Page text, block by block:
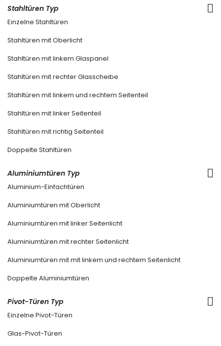
Stahltüren Typ
Einzelne Stahltüren
Stahltüren mit Oberlicht
Stahltüren mit linkem Glaspanel
Stahltüren mit rechter Glasscheibe
Stahltüren mit linkem und rechtem Seitenteil
Stahltüren mit linker Seitenteil
Stahltüren mit richtig Seitenteil
Doppelte Stahltüren
Aluminiumtüren Typ
Aluminium-Einfachtüren
Aluminiumtüren mit Oberlicht
Aluminiumtüren mit linker Seitenlicht
Aluminiumtüren mit rechter Seitenlicht
Aluminiumtüren mit mit linkem und rechtem Seitenlicht
Doppelte Aluminiumtüren
Pivot-Türen Typ
Einzelne Pivot-Türen
Glas-Pivot-Türen